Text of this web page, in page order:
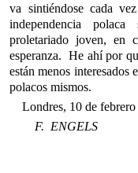
va sintiéndose cada
independencia
proletariado joven, en
esperanza. He ahí por
están menos interesados
polacos mismos.
Londres, 10 de
F. ENGELS